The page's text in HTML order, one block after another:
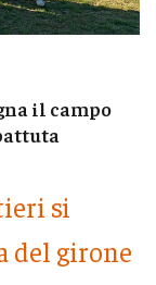
il campo
si
del girone